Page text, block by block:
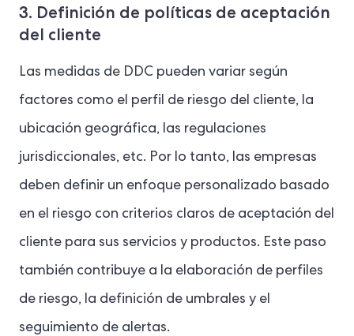
3. Definición de políticas de aceptación
del cliente
Las medidas de DDC pueden variar según
factores como el perfil de riesgo del cliente, la
ubicación geográfica, las regulaciones
jurisdiccionales, etc. Por lo tanto, las empresas
deben definir un enfoque personalizado basado
en el riesgo con criterios claros de aceptación del
cliente para sus servicios y productos. Este paso
también contribuye a la elaboración de perfiles
de riesgo, la definición de umbrales y el
seguimiento de alertas.